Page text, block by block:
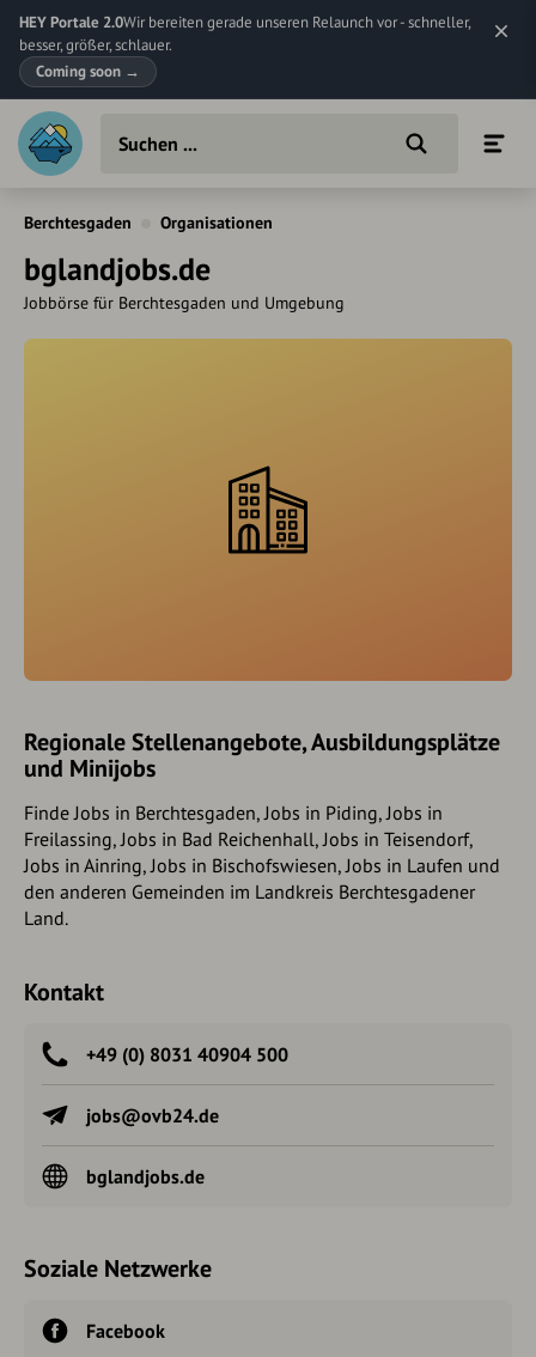
HEY Portale 2.0Wir bereiten gerade unseren Relaunch vor - schneller,
besser, größer, schlauer.
Coming soon →
Berchtesgaden Organisationen
bglandjobs.de
Jobbörse für Berchtesgaden und Umgebung
Regionale Stellenangebote, Ausbildungsplätze
und Minijobs
Finde Jobs in Berchtesgaden, Jobs in Piding, Jobs in
Freilassing, Jobs in Bad Reichenhall, Jobs in Teisendorf,
Jobs in Ainring, Jobs in Bischofswiesen, Jobs in Laufen und
den anderen Gemeinden im Landkreis Berchtesgadener
Land.
Kontakt
+49 (0) 8031 40904 500
jobs@ovb24.de
bglandjobs.de
Soziale Netzwerke
Facebook